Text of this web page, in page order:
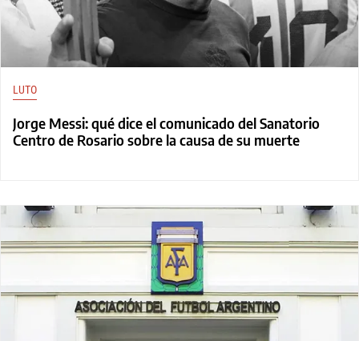
LUTO
Jorge Messi: qué dice el comunicado del Sanatorio
Centro de Rosario sobre la causa de su muerte